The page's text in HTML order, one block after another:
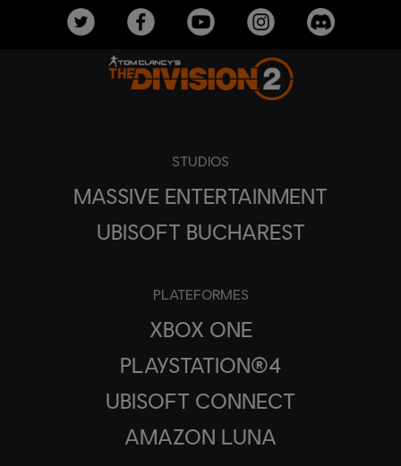
STUDIOS
MASSIVE ENTERTAINMENT
UBISOFT BUCHAREST
PLATEFORMES
XBOX ONE
PLAYSTATION®4
UBISOFT CONNECT
AMAZON LUNA